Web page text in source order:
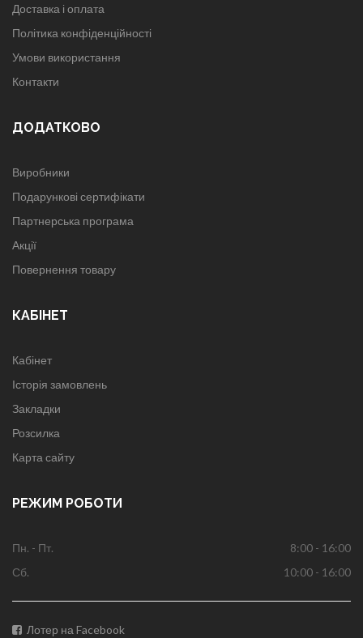
Доставка і оплата
Політика конфіденційності
Умови використання
Контакти
ДОДАТКОВО
Виробники
Подарункові сертифікати
Партнерська програма
Акції
Повернення товару
КАБІНЕТ
Кабінет
Історія замовлень
Закладки
Розсилка
Карта сайту
РЕЖИМ РОБОТИ
Пн. - Пт.
8:00 - 16:00
Сб.
10:00 - 16:00
Лотер на Facebook